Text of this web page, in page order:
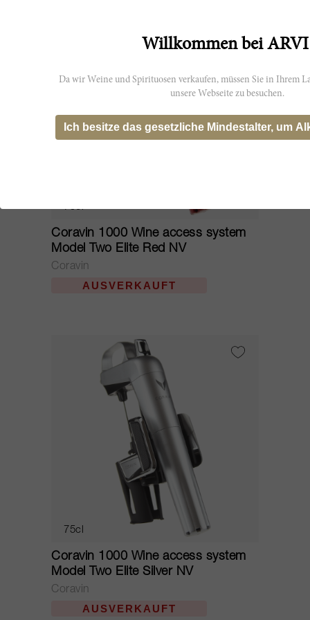
75cl
Coravin 1000 Wine access system
Model Two Elite Red NV
Coravin
AUSVERKAUFT
75cl
Coravin 1000 Wine access system
Model Two Elite Silver NV
Coravin
AUSVERKAUFT
Willkommen bei
Da wir Weine und Spirituosen verkaufen, müssen Sie in Ihrem
unsere Webseite zu besuchen.
Ich besitze das gesetzliche Mindestalter, um